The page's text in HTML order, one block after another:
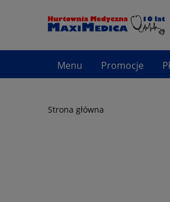
Menu Promocje
Strona główna